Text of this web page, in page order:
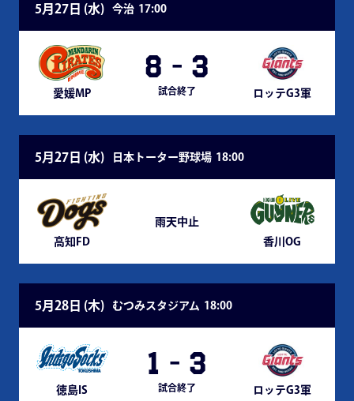
5月27日 (水) 今治 17:00
愛媛MP
8 - 3
試合終了 ロッテG3軍
5月27日 (水) 日本トーター野球場 18:00
高知FD
雨天中止
香川OG
5月28日 (木) むつみスタジアム 18:00
徳島IS
1 - 3
試合終了 ロッテG3軍